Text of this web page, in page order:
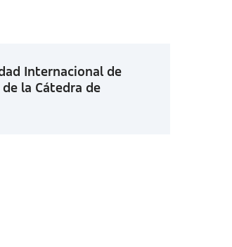
Internacional de
la Cátedra de